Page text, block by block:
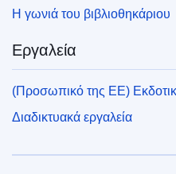
Η γωνιά του βιβλιοθηκάριου
Εργαλεία
(Προσωπικό της ΕΕ)
Διαδικτυακά εργαλεία